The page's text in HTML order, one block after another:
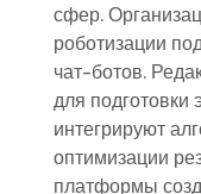
сфер.
роботизации
чат-ботов.
для подготовки
интегрируют
оптимизации
платформы